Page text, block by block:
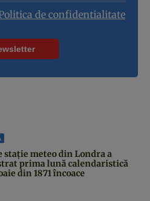
de confidentialitate
stație meteo din Londra a
prima lună calendaristică
din 1871 încoace